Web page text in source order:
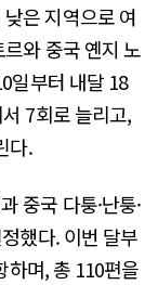
은 지역으로 여
와 중국 옌지 노
일부터 내달 18
7회로 늘리고,
다.
중국 다퉁·난퉁·
했다. 이번 달부
하며, 총 110편을